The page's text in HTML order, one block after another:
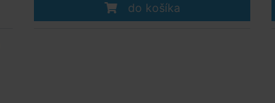
do košíka